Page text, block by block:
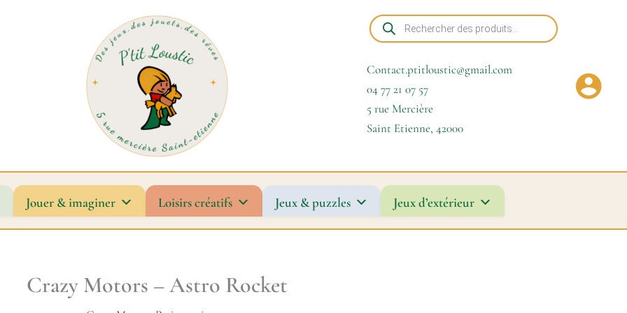
Recherche
de
produits
Contact.ptitloustic@gmail.com
04 77 21 07 57
5 rue Mercière
Saint Etienne, 42000
Jouer & imaginer Loisirs créatifs Jeux & puzzles Jeux d’extérieur
Crazy Motors – Astro Rocket